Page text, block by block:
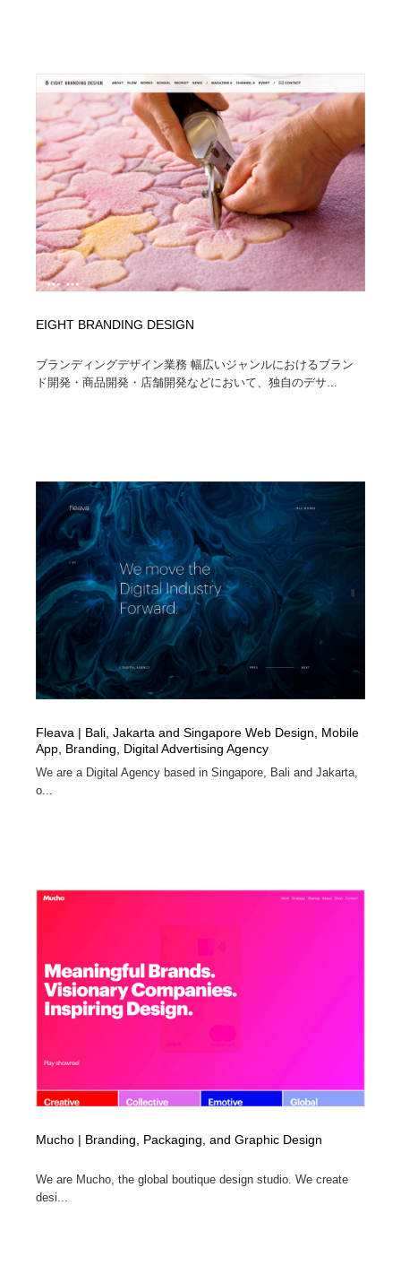
EIGHT BRANDING DESIGN
ブランディングデザイン業務 幅広いジャンルにおけるブラン
ド開発・商品開発・店舗開発などにおいて、独自のデサ...
Fleava | Bali, Jakarta and Singapore Web Design, Mobile
App, Branding, Digital Advertising Agency
We are a Digital Agency based in Singapore, Bali and Jakarta,
o...
Mucho | Branding, Packaging, and Graphic Design
We are Mucho, the global boutique design studio. We create
desi...